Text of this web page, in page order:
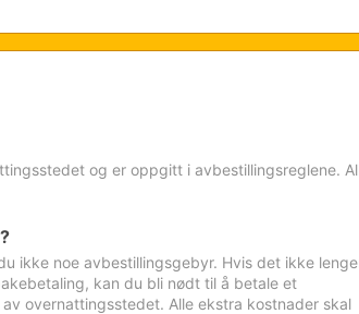
og er oppgitt i avbestillingsreglene.
ikke noe avbestillingsgebyr. Hvis det ikke
kan du bli nødt til å betale et
overnattingsstedet. Alle ekstra kostnader skal